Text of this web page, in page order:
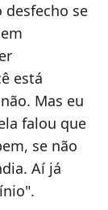
desfecho se
está
Mas eu
falou que
se não
Aí já